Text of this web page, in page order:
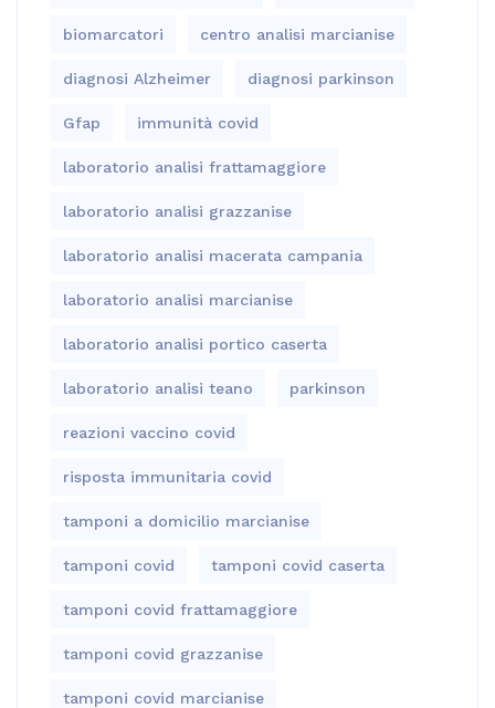
biomarcatori centro analisi marcianise
diagnosi Alzheimer diagnosi parkinson
Gfap immunità covid
laboratorio analisi frattamaggiore
laboratorio analisi grazzanise
laboratorio analisi macerata campania
laboratorio analisi marcianise
laboratorio analisi portico caserta
laboratorio analisi teano parkinson
reazioni vaccino covid
risposta immunitaria covid
tamponi a domicilio marcianise
tamponi covid tamponi covid caserta
tamponi covid frattamaggiore
tamponi covid grazzanise
tamponi covid marcianise